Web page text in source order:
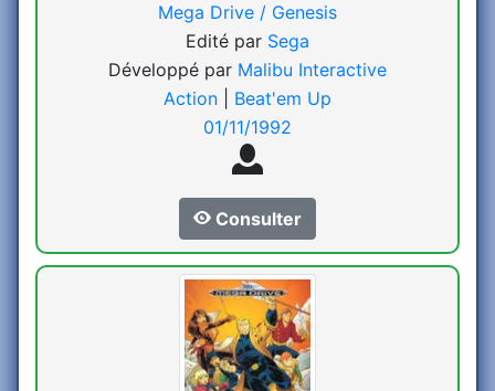
Mega Drive / Genesis
Edité par Sega
Développé par Malibu Interactive
Action
Beat'em Up
01/11/1992
Consulter